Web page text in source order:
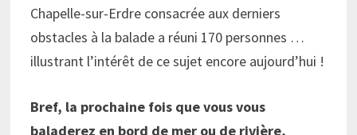
Chapelle-sur-Erdre consacrée aux derniers
obstacles à la balade a réuni 170 personnes …
illustrant l’intérêt de ce sujet encore aujourd’hui !
Bref, la prochaine fois que vous vous
baladerez en bord de mer ou de rivière,